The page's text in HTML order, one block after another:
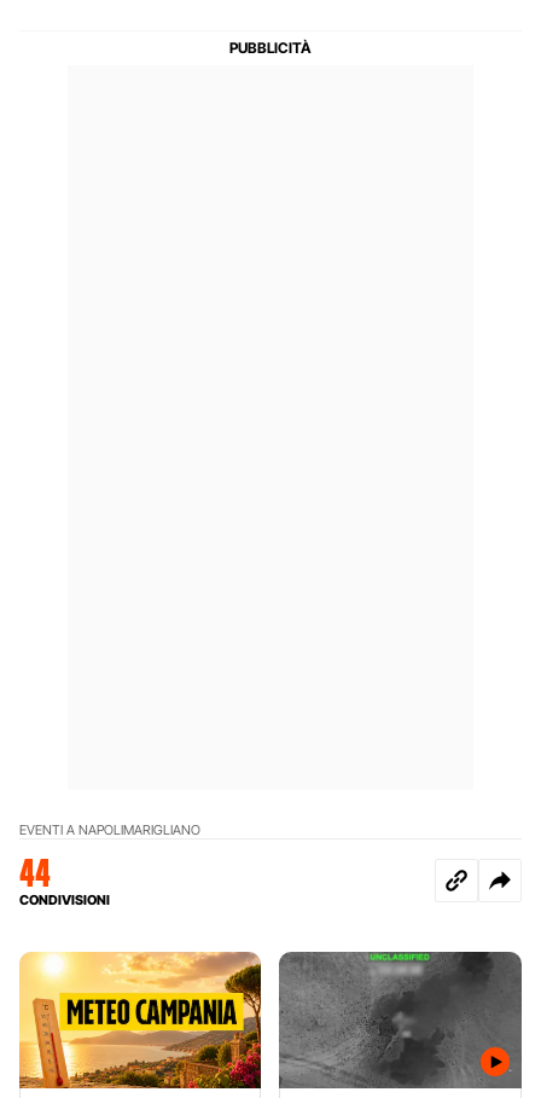
EVENTI A NAPOLIMARIGLIANO
44
CONDIVISIONI